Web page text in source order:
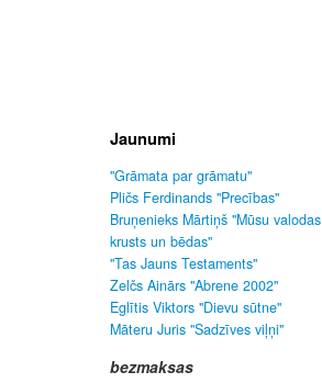
Jaunumi
"Grāmata par grāmatu"
Pličs Ferdinands "Precības"
Bruņenieks Mārtiņš "Mūsu valodas
krusts un bēdas"
"Tas Jauns Testaments"
Zelčs Ainārs "Abrene 2002"
Eglītis Viktors "Dievu sūtne"
Māteru Juris "Sadzīves viļņi"
bezmaksas